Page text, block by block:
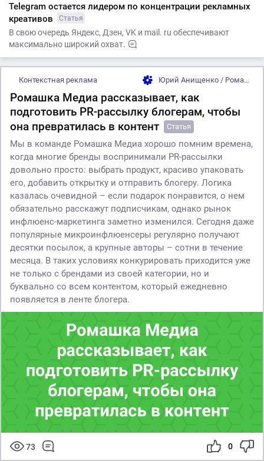
Контекстная реклама Юрий Анищенко / Ромашка Медиа
Ромашка Медиа рассказывает, как
подготовить PR-рассылку блогерам, чтобы
она превратилась в контент
Статья
Мы в команде Ромашка Медиа хорошо помним времена,
когда многие бренды воспринимали PR-рассылки
довольно просто: выбрать продукт, красиво упаковать
его, добавить открытку и отправить блогеру. Логика
казалась очевидной – если подарок понравится, о нем
обязательно расскажут подписчикам, однако рынок
инфлюенс-маркетинга заметно изменился. Сегодня даже
популярные микроинфлюенсеры регулярно получают
десятки посылок, а крупные авторы – сотни в течение
месяца. В таких условиях конкурировать приходится уже
не только с брендами из своей категории, но и
буквально со всем контентом, который ежедневно
появляется в ленте блогера.
73 0
Telegram остается лидером по концентрации рекламных
креативов
Статья
В свою очередь Яндекс, Дзен, VK и mail. ru обеспечивают
максимально широкий охват.